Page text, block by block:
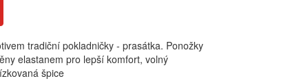
tradiční pokladničky - prasátka. Ponožky
elastanem pro lepší komfort, volný
špice